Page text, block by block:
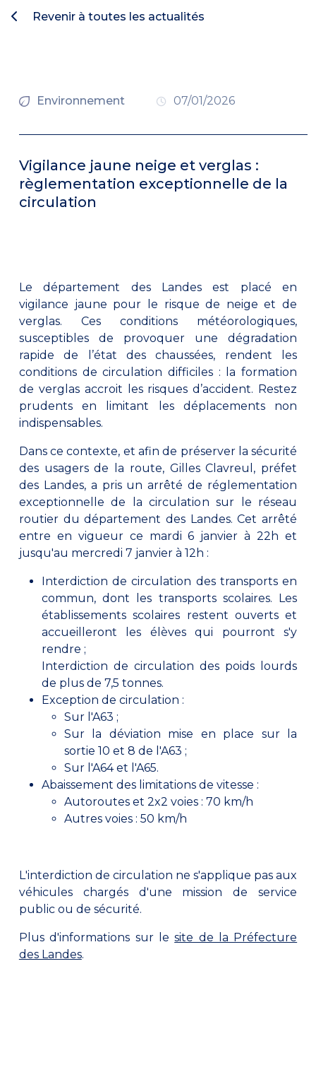
Revenir à toutes les actualités
Environnement 07/01/2026
Vigilance jaune neige et verglas :
règlementation exceptionnelle de la
circulation
Le département des Landes est placé en
vigilance jaune pour le risque de neige et de
verglas. Ces conditions météorologiques,
susceptibles de provoquer une dégradation
rapide de l’état des chaussées, rendent les
conditions de circulation difficiles : la formation
de verglas accroit les risques d’accident. Restez
prudents en limitant les déplacements non
indispensables.
Dans ce contexte, et afin de préserver la sécurité
des usagers de la route, Gilles Clavreul, préfet
des Landes, a pris un arrêté de réglementation
exceptionnelle de la circulation sur le réseau
routier du département des Landes. Cet arrêté
entre en vigueur ce mardi 6 janvier à 22h et
jusqu'au mercredi 7 janvier à 12h :
Interdiction de circulation des transports en
commun, dont les transports scolaires. Les
établissements scolaires restent ouverts et
accueilleront les élèves qui pourront s'y
rendre ;
Interdiction de circulation des poids lourds
de plus de 7,5 tonnes.
Exception de circulation :
Sur l'A63 ;
Sur la déviation mise en place sur la
sortie 10 et 8 de l'A63 ;
Sur l'A64 et l'A65.
Abaissement des limitations de vitesse :
Autoroutes et 2x2 voies : 70 km/h
Autres voies : 50 km/h
L'interdiction de circulation ne s'applique pas aux
véhicules chargés d'une mission de service
public ou de sécurité.
Plus d'informations sur lesite de la Préfecture
des Landes.